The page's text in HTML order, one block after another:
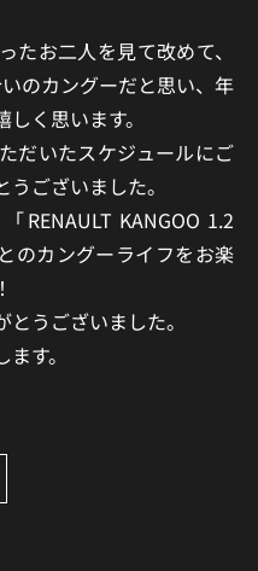
たお二人を見て改めて、
のカングーだと思い、年
く思います。
だいたスケジュールにご
ございました。
KANGOO 1.2
のカングーライフをお楽
うございました。
す。